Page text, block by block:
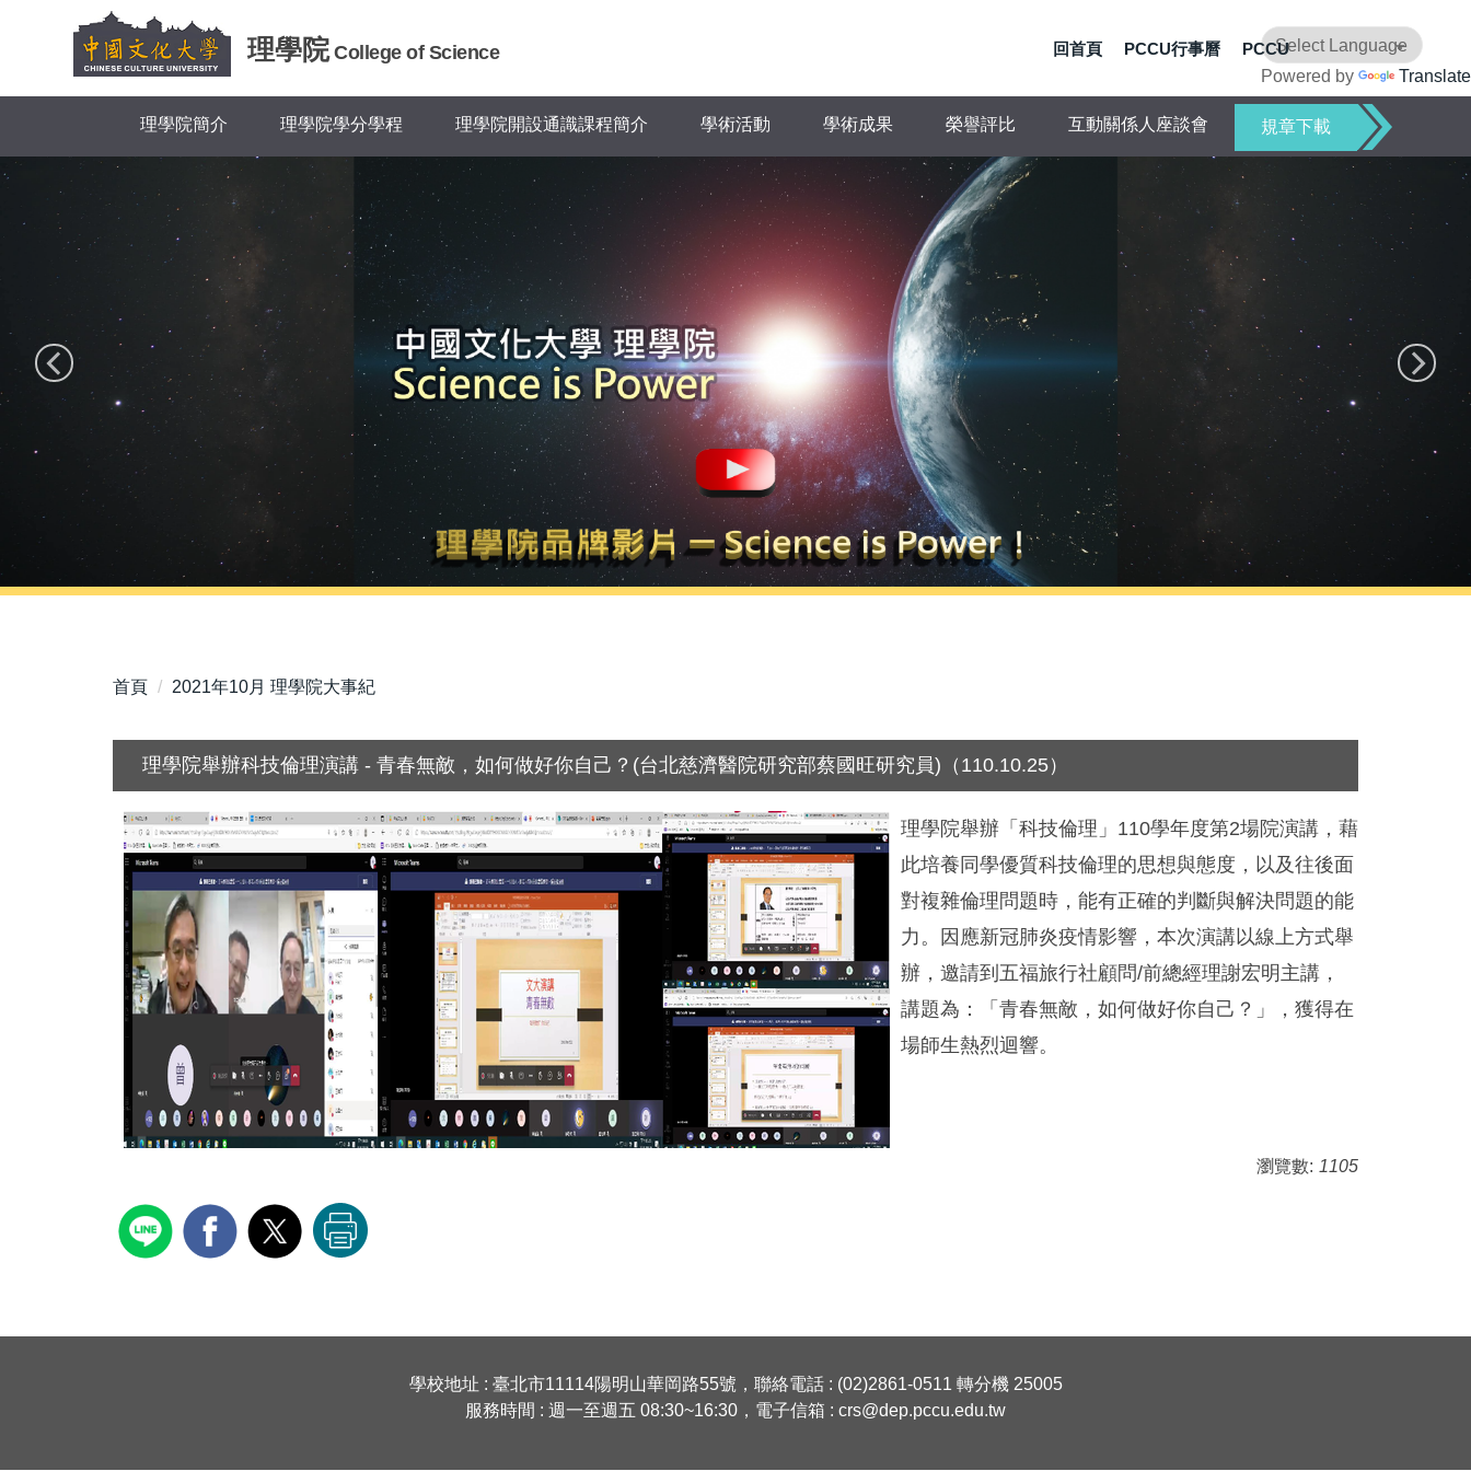
要
理學院 College of Science
Powered by Translate
回首頁 PCCU行事曆 PCCU
理學院簡介 理學院學分學程 理學院開設通識課程簡介 學術活動 學術成果 榮譽評比 互動關係人座談會 規章下載
首頁 2021年10月 理學院大事紀
理學院舉辦科技倫理演講 - 青春無敵，如何做好你自己？(台北慈濟醫院研究部蔡國旺研究員)（110.10.25）
理學院舉辦「科技倫理」110學年度第2場院演講，藉
此培養同學優質科技倫理的思想與態度，以及往後面
對複雜倫理問題時，能有正確的判斷與解決問題的能
力。因應新冠肺炎疫情影響，本次演講以線上方式舉
辦，邀請到五福旅行社顧問/前總經理謝宏明主講，
講題為：「青春無敵，如何做好你自己？」，獲得在
場師生熱烈迴響。
瀏覽數: 1105
學校地址 : 臺北市11114陽明山華岡路55號，聯絡電話 : (02)2861-0511 轉分機 25005
服務時間 : 週一至週五 08:30~16:30，電子信箱 : crs@dep.pccu.edu.tw